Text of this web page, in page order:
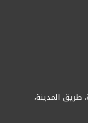
طريق المدينة،